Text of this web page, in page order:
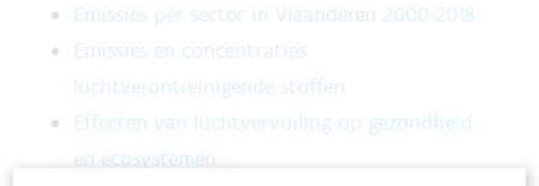
Emissies per sector in Vlaanderen 2000-2018
Emissies en concentraties
luchtverontreinigende stoffen
Effecten van luchtvervuiling op gezondheid
en ecosystemen